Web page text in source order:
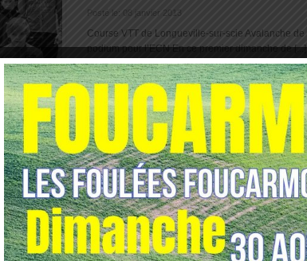
Posté le: 08 janvier 2013
Course VTT de Longueville-sur-scie Avalanche de
podium pour l’ECN En ce premier dimanche de [...]